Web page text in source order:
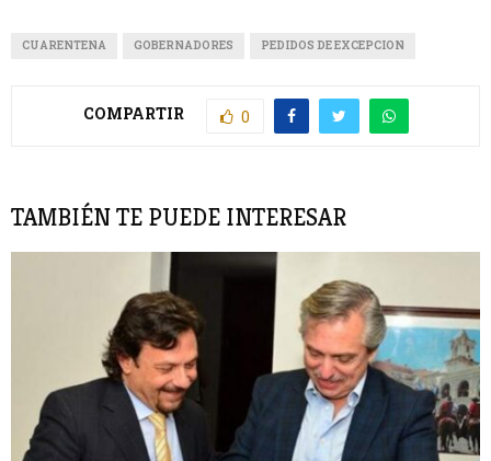
CUARENTENA GOBERNADORES PEDIDOS DE EXCEPCION
COMPARTIR 0
TAMBIÉN TE PUEDE INTERESAR